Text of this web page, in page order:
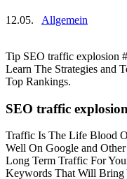
12.05. Allgemein
Tip SEO traffic explosion
Learn The Strategies and
Top Rankings.
SEO traffic explosion
Traffic Is The Life Blood
Well On Google and
Long Term Traffic For
Keywords That Will Bring